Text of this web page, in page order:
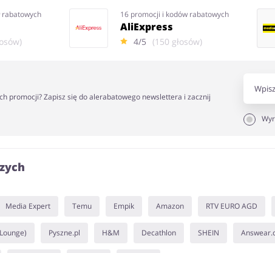
16 promocji i kodów rabatowych
AliExpress
4/5 (150 głosów)
promocji? Zapisz się do alerabatowego newslettera i zacznij
Media Expert Temu Empik Amazon RTV EURO AGD
Pyszne.pl H&M Decathlon SHEIN